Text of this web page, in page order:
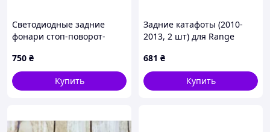
Светодиодные задние
фонари стоп-поворот-
20LED/12-
24V/238х51х31mm/2шт (BL-
64920)
750 ₴
Купить
Задние катафоты (2010-
2013, 2 шт) для Range
681 ₴
Купить